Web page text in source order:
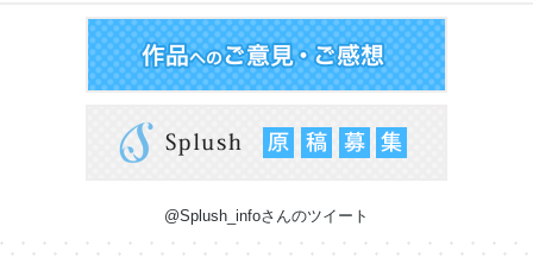
@Splush_infoさんのツイート